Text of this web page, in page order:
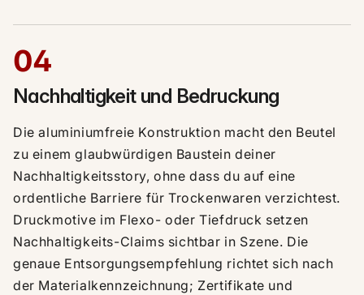
04
Nachhaltigkeit und Bedruckung
Die aluminiumfreie Konstruktion macht den Beutel
zu einem glaubwürdigen Baustein deiner
Nachhaltigkeitsstory, ohne dass du auf eine
ordentliche Barriere für Trockenwaren verzichtest.
Druckmotive im Flexo- oder Tiefdruck setzen
Nachhaltigkeits-Claims sichtbar in Szene. Die
genaue Entsorgungsempfehlung richtet sich nach
der Materialkennzeichnung; Zertifikate und